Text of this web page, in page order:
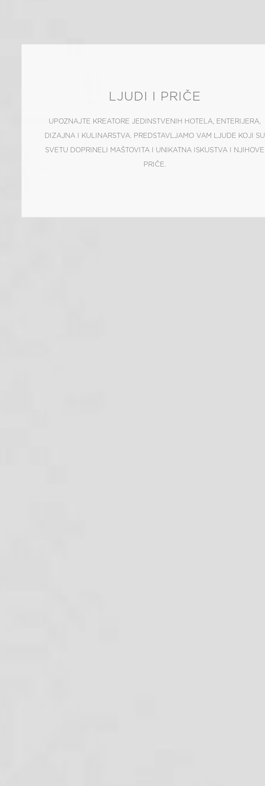
LJUDI I PRIČE
UPOZNAJTE KREATORE JEDINSTVENIH HOTELA, ENTERIJERA,
DIZAJNA I KULINARSTVA. PREDSTAVLJAMO VAM LJUDE KOJI SU
SVETU DOPRINELI MAŠTOVITA I UNIKATNA ISKUSTVA I NJIHOVE
PRIČE.